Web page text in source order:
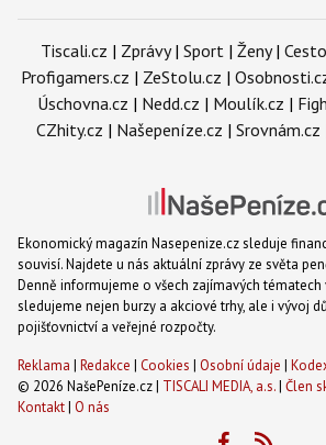
Tiscali.cz | Zprávy| Sport | Ženy|
Profigamers.cz | ZeStolu.cz |
Úschovna.cz | Nedd.cz | Moulík.cz |
CZhity.cz | Našepeníze.cz | Srovnám.cz
Ekonomický magazín Nasepenize.cz sleduje
souvisí. Najdete u nás aktuální zprávy ze světa
Denně informujeme o všech zajímavých
sledujeme nejen burzy a akciové trhy, ale i vývoj
pojišťovnictví a veřejné rozpočty.
Reklama | Redakce | Cookies | Osobní údaje |
© 2026 NašePeníze.cz | TISCALI MEDIA, a.s.| Člen
Kontakt| O nás